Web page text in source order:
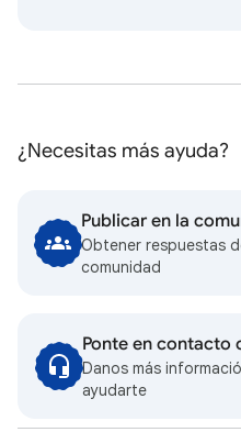
¿Necesitas más ayuda?
Publicar en la
Obtener respuestas
comunidad
Ponte en contacto
Danos más
ayudarte